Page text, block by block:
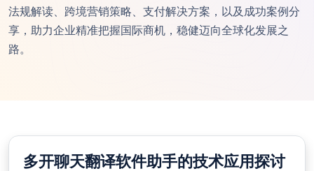
法规解读、跨境营销策略、支付解决方案，以及成功案例分
享，助力企业精准把握国际商机，稳健迈向全球化发展之
路。
多开聊天翻译软件助手的技术应用探讨